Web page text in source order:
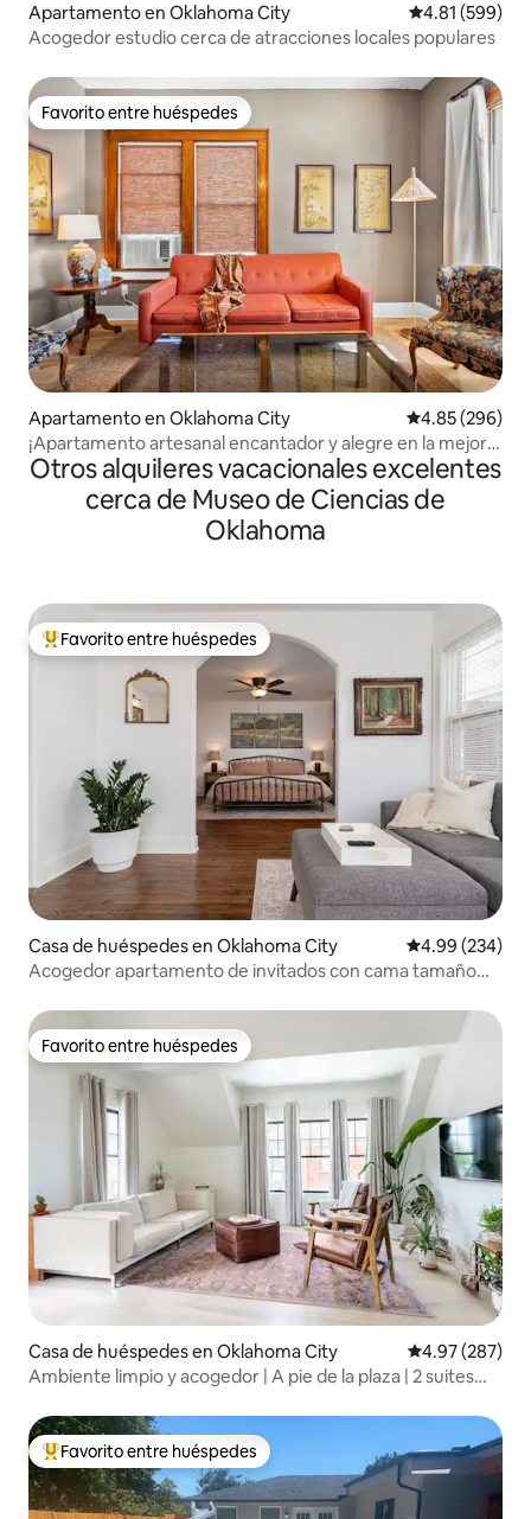
Apartamento en Oklahoma City Calificación
4.81 (599)
Acogedor estudio cerca de atracciones locales populares
Favorito entre huéspedes
Favorito entre huéspedes
Apartamento en Oklahoma City Calificación
4.85 (296)
¡Apartamento artesanal encantador y alegre en la mejor
ubicación!
Otros alquileres vacacionales excelentes
cerca de Museo de Ciencias de
Oklahoma
Favorito entre huéspedes preferido
Favorito entre huéspedes
Casa de huéspedes en Oklahoma City Calificación
4.99 (234)
Acogedor apartamento de invitados con cama tamaño
Favorito entre huéspedes
Favorito entre huéspedes
Casa de huéspedes en Oklahoma City Calificación
4.97 (287)
Ambiente limpio y acogedor | A pie de la plaza | 2 suites
Favorito entre huéspedes preferido
Favorito entre huéspedes